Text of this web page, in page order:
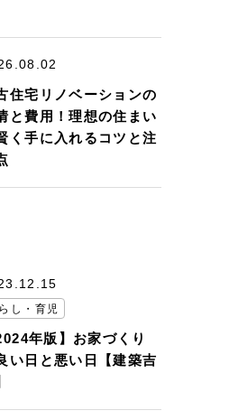
住宅リノベーションの
と費用！理想の住まい
く手に入れるコツと注
し・育児
年版】お家づくり
い日と悪い日【建築吉